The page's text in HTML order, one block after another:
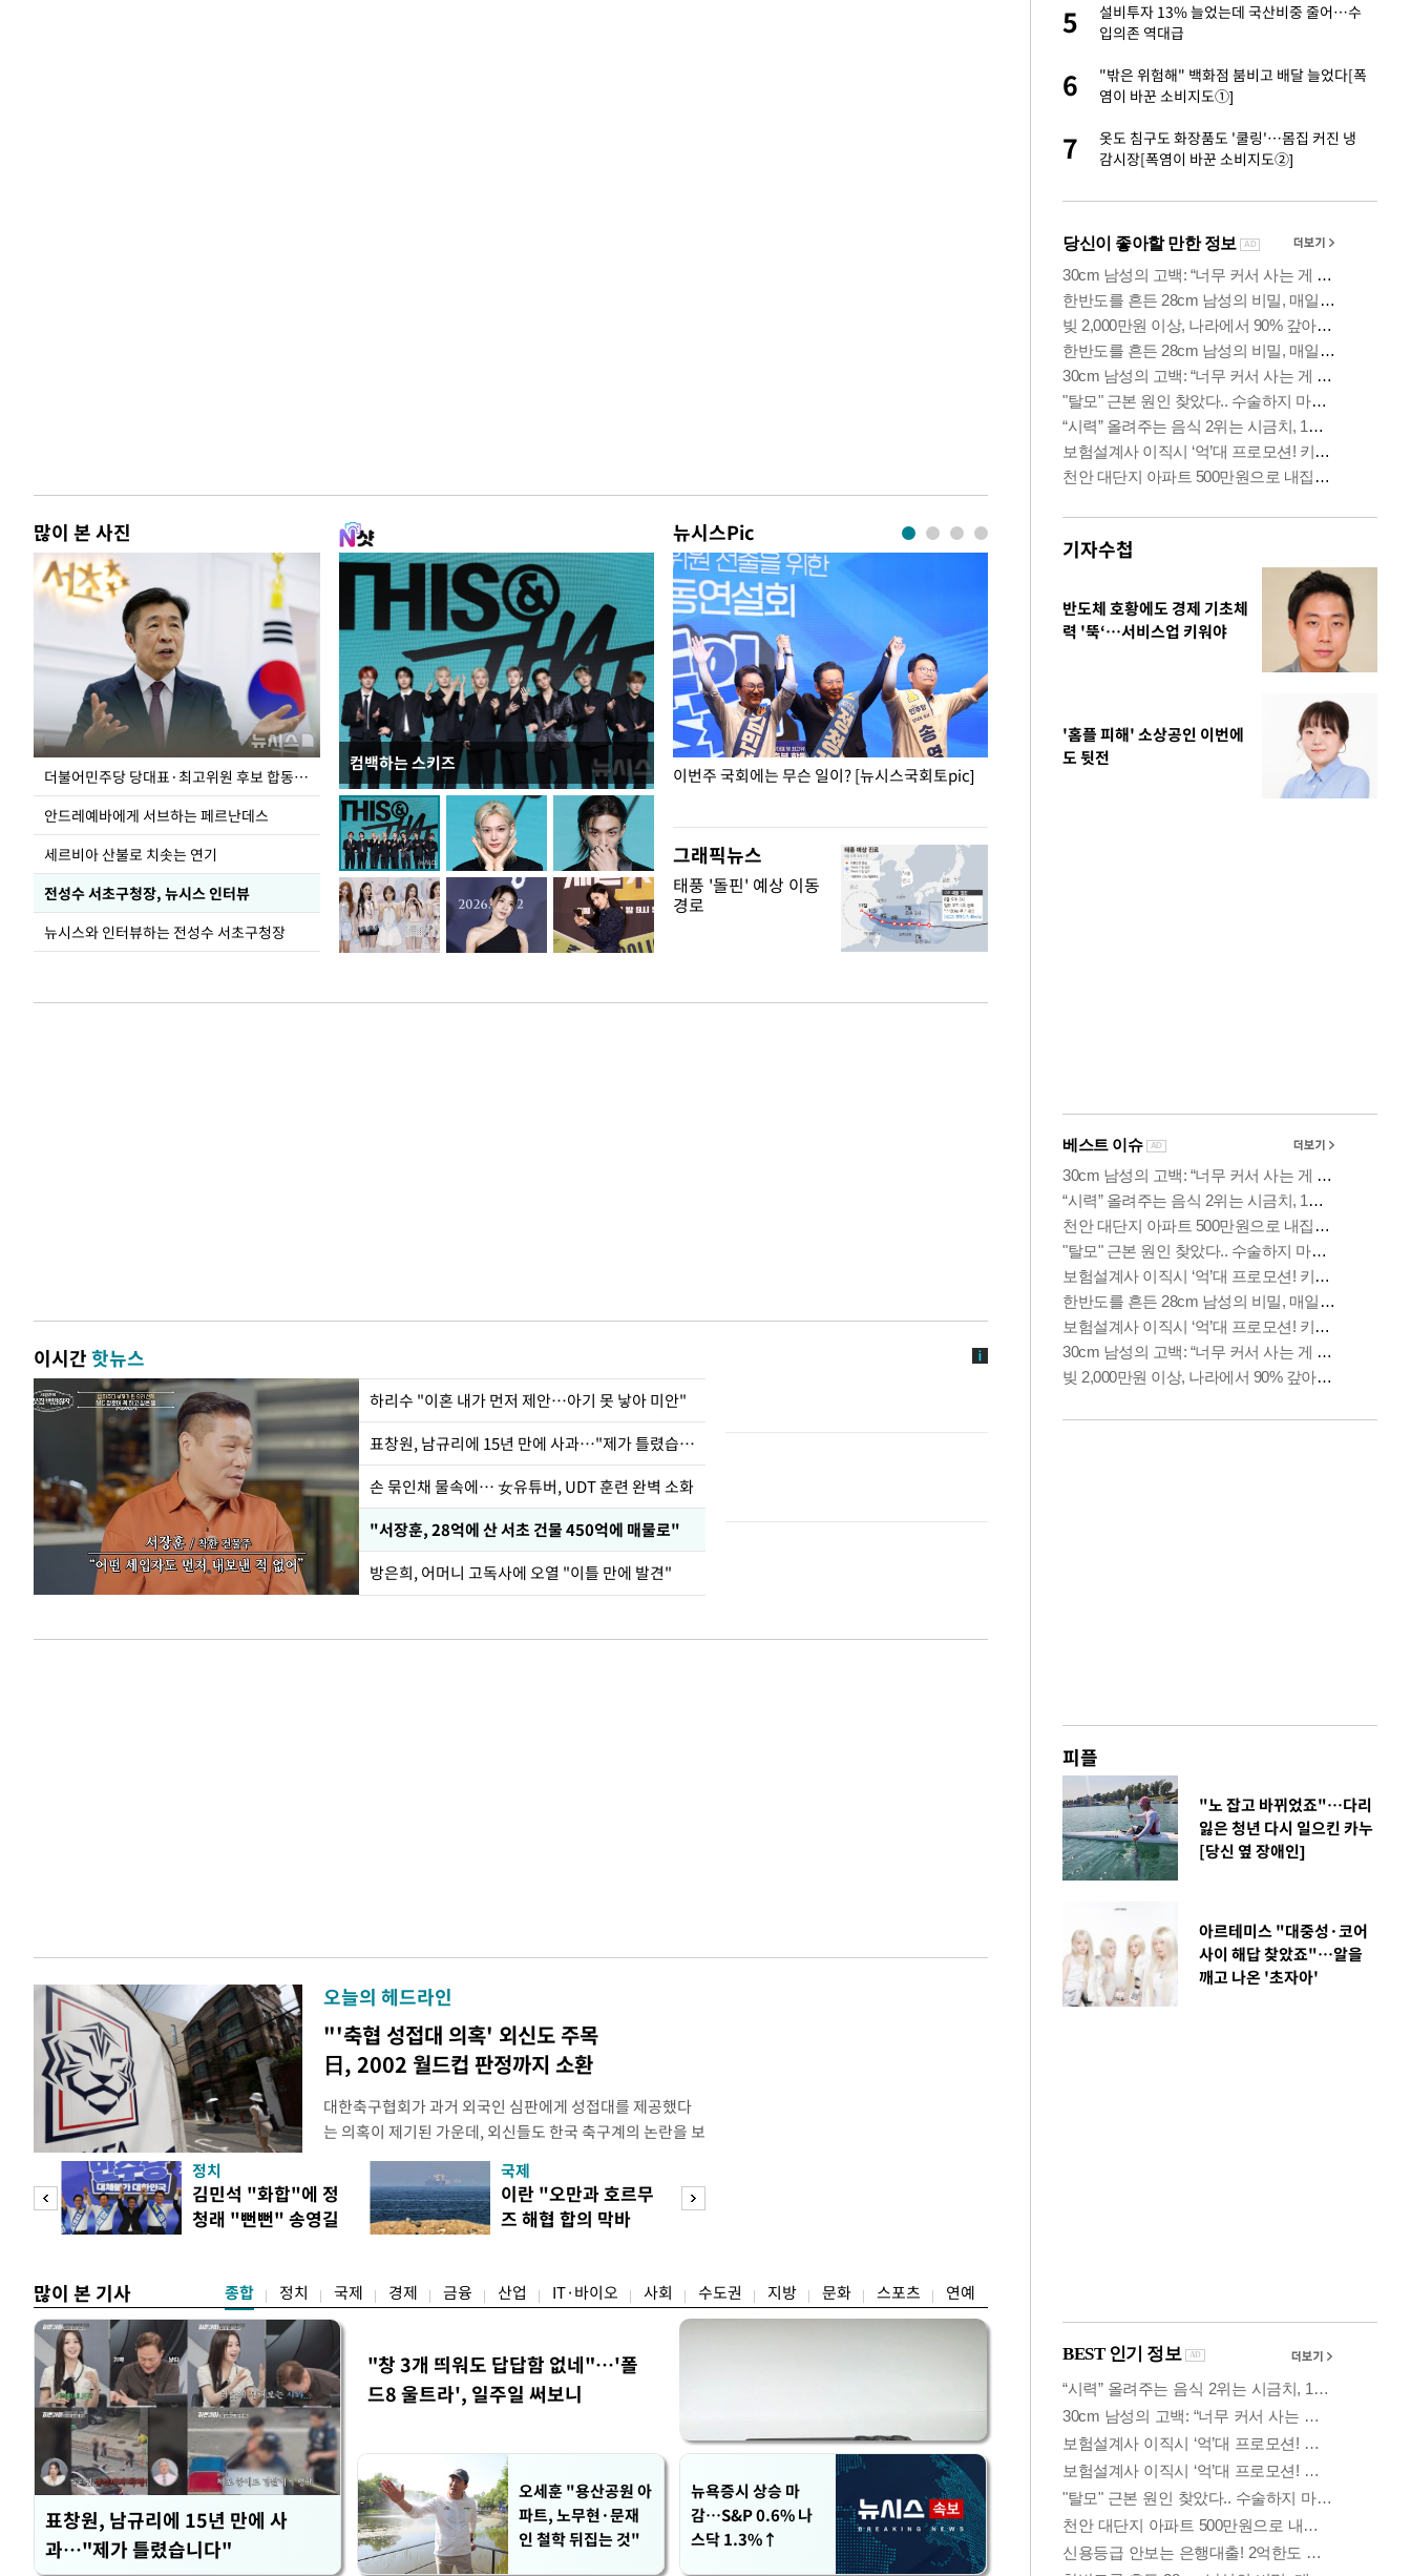
많이 본 사진
더불어민주당 당대표·최고위원 후보 합동연설회
안드레예바에게 서브하는 페르난데스
세르비아 산불로 치솟는 연기
전성수 서초구청장, 뉴시스 인터뷰
뉴시스와 인터뷰하는 전성수 서초구청장
컴백하는 스키즈
뉴시스Pic
이 대통령, 국가폭력 피해자에 위로·사과…"국가
가 책임지고 치유"
이번주 국회에는 무슨 일이? [뉴시스국회토pic] 사진으로 보는
그래픽뉴스
태풍 '돌핀' 예상 이동
경로
이시간핫뉴스
하리수 "이혼 내가 먼저 제안…아기 못 낳아 미안"
표창원, 남규리에 15년 만에 사과…"제가 틀렸습니다"
손 묶인채 물속에… 女유튜버, UDT 훈련 완벽 소화
"서장훈, 28억에 산 서초 건물 450억에 매물로"
방은희, 어머니 고독사에 오열 "이틀 만에 발견"
오늘의 헤드라인
"'축협 성접대 의혹' 외신도 주목
日, 2002 월드컵 판정까지 소환
대한축구협회가 과거 외국인 심판에게 성접대를 제공했다
는 의혹이 제기된 가운데, 외신들도 한국 축구계의 논란을 보
도하면서 파장이 커지고 있다. 지난 6일 JTBC는 문화체육관
광부가 2016년 작성한 감사보고서를 바탕으로 축구협회가
2011년 3월부터 2012년 3월까지 1년 동안 국가대표팀 경기
에 참여한 외국인 심판들에게 성접대를 한 정황이 드러났다
정치
김민석 "화합"에 정
청래 "뻔뻔" 송영길
국제
이란 "오만과 호르무
즈 해협 합의 막바
많이 본 기사 종합 정치 국제 경제 금융 산업 IT·바이오 사회 수도권 지방 문화 스포츠 연예
표창원, 남규리에 15년 만에 사
과…"제가 틀렸습니다"
"창 3개 띄워도 답답함 없네"…'폴
드8 울트라', 일주일 써보니
오세훈 "용산공원 아
파트, 노무현·문재
인 철학 뒤집는 것"
뉴욕증시 상승 마
감…S&P 0.6% 나
스닥 1.3%↑
5
설비투자 13% 늘었는데 국산비중 줄어…수
입의존 역대급
6
"밖은 위험해" 백화점 붐비고 배달 늘었다[폭
염이 바꾼 소비지도①]
7
옷도 침구도 화장품도 '쿨링'…몸집 커진 냉
감시장[폭염이 바꾼 소비지도②]
기자수첩
반도체 호황에도 경제 기초체
력 '뚝‘…서비스업 키워야
'홈플 피해' 소상공인 이번에
도 뒷전
피플
"노 잡고 바뀌었죠"…다리
잃은 청년 다시 일으킨 카누
[당신 옆 장애인]
아르테미스 "대중성·코어
사이 해답 찾았죠"…알을
깨고 나온 '초자아'